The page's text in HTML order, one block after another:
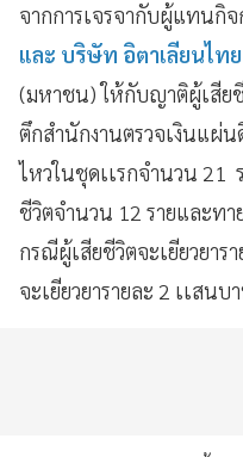
จากการเจรจากับผู้แทนกิ
และ บริษัท อิตาเลียนไท
(มหาชน) ให้กับญาติผู้เสีย
ตึกสำนักงานตรวจเงินแผ่
ไหวในชุดเเรกจำนวน 21
ชีวิตจำนวน 12 รายและท
กรณีผู้เสียชีวิตจะเยียวยา
จะเยียวยารายละ 2 เเสนบ